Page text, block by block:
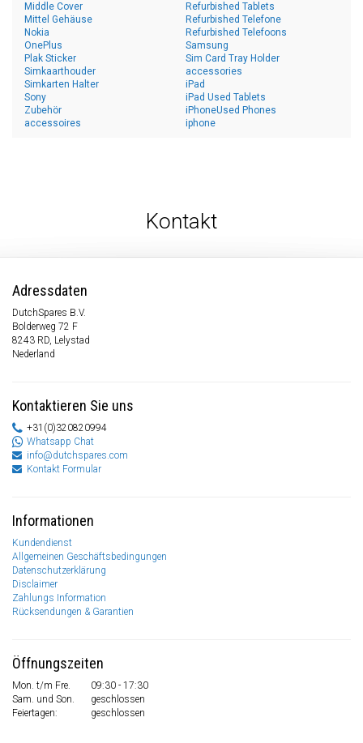
Middle Cover
Mittel Gehäuse
Nokia
OnePlus
Plak Sticker
Refurbished Tablets
Refurbished Telefone
Refurbished Telefoons
Samsung
Sim Card Tray Holder
Simkaarthouder
Simkarten Halter
Sony
Zubehör
accessoires
accessories
iPad
iPad Used Tablets
iPhoneUsed Phones
iphone
Kontakt
Adressdaten
DutchSpares B.V.
Bolderweg 72 F
8243 RD, Lelystad
Nederland
Kontaktieren Sie uns
+31(0)320820994
Whatsapp Chat
info@dutchspares.com
Kontakt Formular
Informationen
Kundendienst
Allgemeinen Geschäftsbedingungen
Datenschutzerklärung
Disclaimer
Zahlungs Information
Rücksendungen & Garantien
Öffnungszeiten
Mon. t/m Fre.
09:30 - 17:30
Sam. und Son.
geschlossen
Feiertagen:
geschlossen